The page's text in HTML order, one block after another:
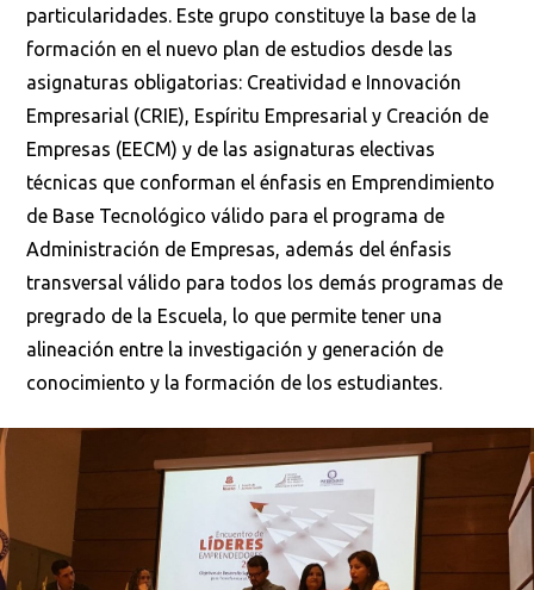
particularidades. Este grupo constituye la base de la
formación en el nuevo plan de estudios desde las
asignaturas obligatorias: Creatividad e Innovación
Empresarial (CRIE), Espíritu Empresarial y Creación de
Empresas (EECM) y de las asignaturas electivas
técnicas que conforman el énfasis en Emprendimiento
de Base Tecnológico válido para el programa de
Administración de Empresas, además del énfasis
transversal válido para todos los demás programas de
pregrado de la Escuela, lo que permite tener una
alineación entre la investigación y generación de
conocimiento y la formación de los estudiantes.